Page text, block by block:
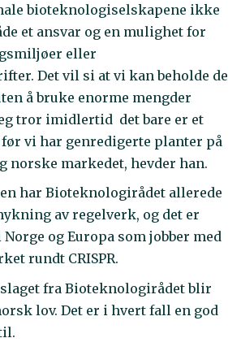
bioteknologiselskapene ikke
et ansvar og en mulighet for
eller
Det vil si at vi kan beholde de
å bruke enorme mengder
tror imidlertid det bare er et
vi har genredigerte planter på
norske markedet, hevder han.
har Bioteknologirådet allerede
av regelverk, og det er
og Europa som jobber med
rundt CRISPR.
fra Bioteknologirådet blir
lov. Det er i hvert fall en god